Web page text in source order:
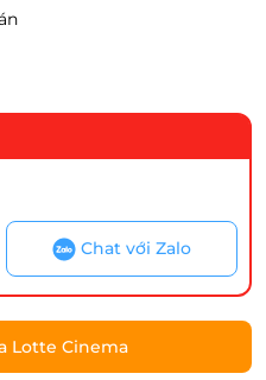
Chat với Zalo
Lotte Cinema